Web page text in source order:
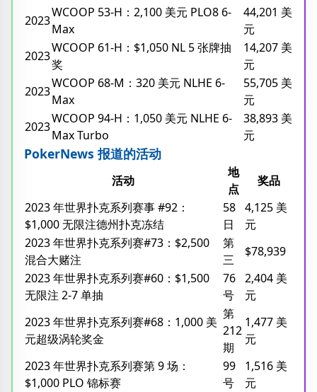
2023
WCOOP 53-H：2,100 美元 PLO8 6-
Max
44,201 美
元
2023
WCOOP 61-H：$1,050 NL 5 张牌抽
奖
14,207 美
元
2023
WCOOP 68-M：320 美元 NLHE 6-
Max
55,705 美
元
2023
WCOOP 94-H：1,050 美元 NLHE 6-
Max Turbo
38,893 美
元
PokerNews 报道的活动
活动
地
点
奖品
2023 年世界扑克系列赛事 #92：
$1,000 无限注德州扑克冻结
58
日
4,125 美
元
2023 年世界扑克系列赛#73：$2,500
混合大赌注
第
三
$78,939
2023 年世界扑克系列赛#60：$1,500
无限注 2-7 单抽
76
号
2,404 美
元
2023 年世界扑克系列赛#68：1,000 美
元超级涡轮奖金
第
212
期
1,477 美
元
2023 年世界扑克系列赛第 9 场：
$1,000 PLO 锦标赛
99
号
1,516 美
元